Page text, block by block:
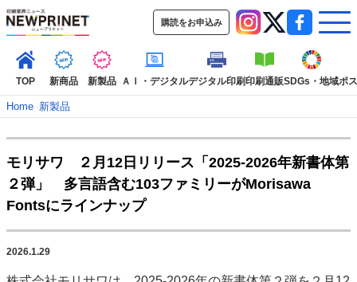
購読をお申込み
TOP 新商品 新製品 ＡＩ・デジタルデジタル印刷印刷通販SDGs・地域ポ
TOP
新着記事 特集記事
動画コンテンツ
インタビュー
コレクション
新商品
SDGs・地域
イベント
Home–新製品
モリサワ ２月12日リリース「2025-2026年新書体第
２弾」 多言語含む103ファミリーがMorisawa
Fontsにラインナップ
2026.1.29